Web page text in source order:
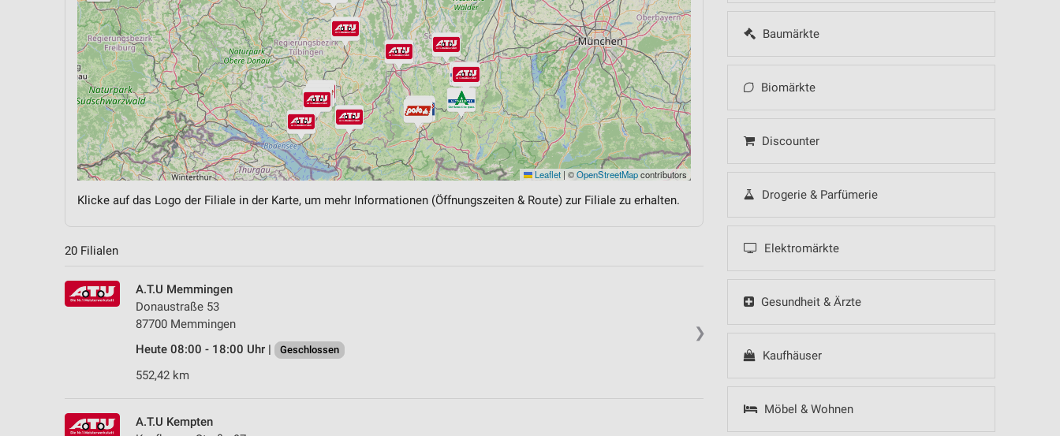
Baumärkte
Biomärkte
Discounter
Drogerie & Parfümerie
Elektromärkte
Gesundheit & Ärzte
Kaufhäuser
Möbel & Wohnen
Leaflet | ©OpenStreetMapcontributors
Klicke auf das Logo der Filiale in der Karte, um mehr Informationen (Öffnungszeiten & Route) zur Filiale zu erhalten.
20 Filialen
❯
A.T.U Memmingen
Donaustraße 53
87700 Memmingen
Heute 08:00 - 18:00 Uhr |
Geschlossen
552,42 km
A.T.U Kempten